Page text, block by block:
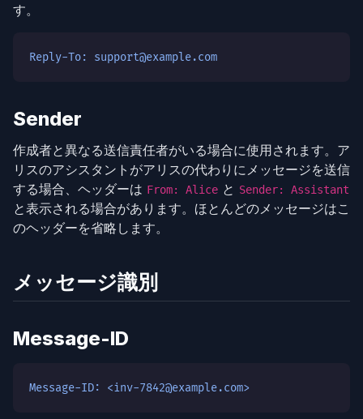
す。
Reply-To: support@example.com
Sender
作成者と異なる送信責任者がいる場合に使用されます。ア
リスのアシスタントがアリスの代わりにメッセージを送信
する場合、ヘッダーは From: Alice と Sender: Assistant
と表示される場合があります。ほとんどのメッセージはこ
のヘッダーを省略します。
メッセージ識別
Message-ID
Message-ID: <inv-7842@example.com>